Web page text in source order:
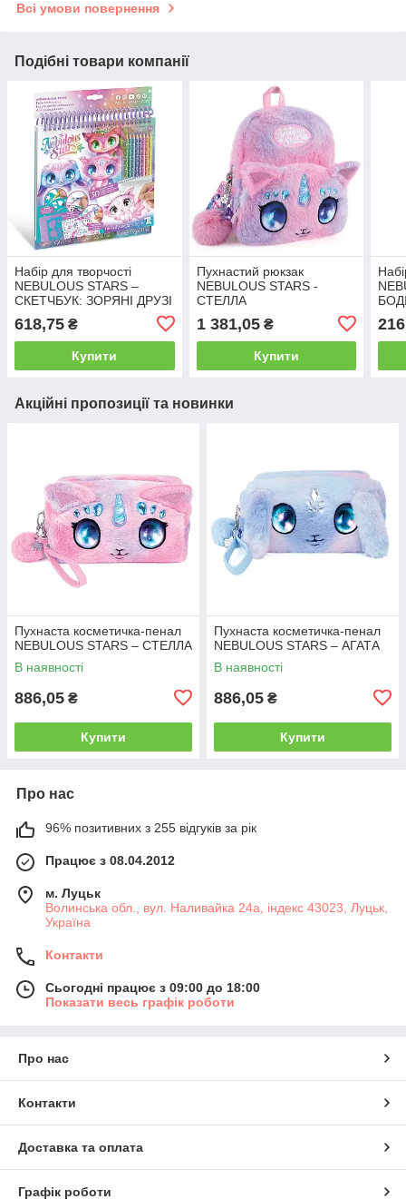
Всі умови повернення
Подібні товари компанії
Набір для творчості
NEBULOUS STARS –
СКЕТЧБУК: ЗОРЯНІ ДРУЗІ
618,75 ₴
Купити
Пухнастий рюкзак
NEBULOUS STARS -
СТЕЛЛА
1 381,05₴
Купити
Акційні пропозиції та новинки
Пухнаста косметичка-пенал
NEBULOUS STARS – СТЕЛЛА
В наявності
886,05 ₴
Купити
Пухнаста косметичка-пенал
NEBULOUS STARS – АГАТА
В наявності
886,05 ₴
Купити
Про нас
96% позитивних з 255 відгуків за рік
Працює з 08.04.2012
м. Луцьк
Волинська обл., вул. Наливайка 24а, індекс 43023, Луцьк,
Україна
Контакти
Сьогодні працює з 09:00 до 18:00
Показати весь графік роботи
Про нас
Контакти
Доставка та оплата
Графік роботи